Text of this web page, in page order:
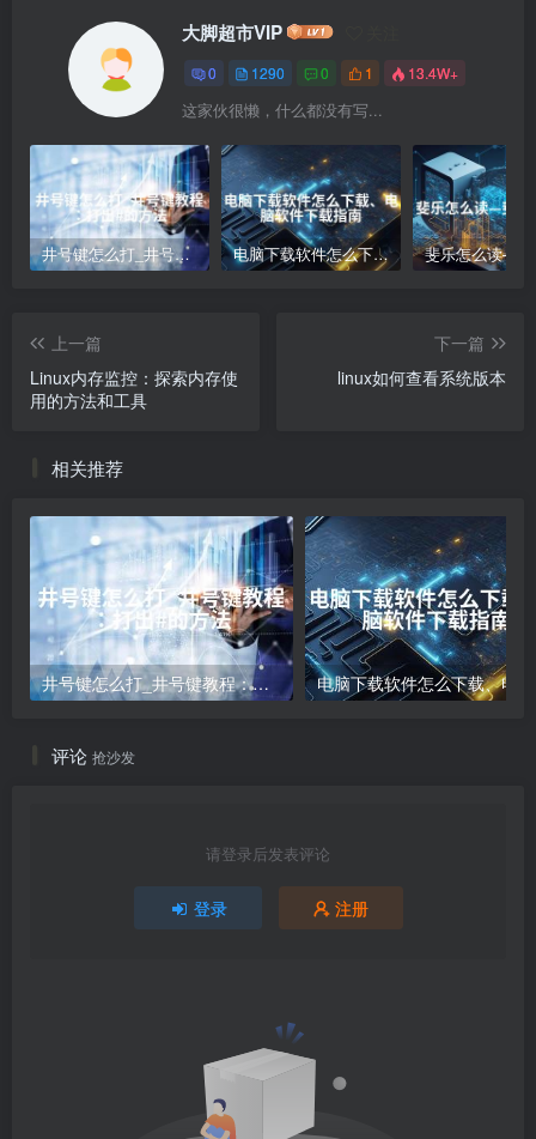
大脚超市VIP
0 1290 0 1 13.4W+
这家伙很懒，什么都没有写...
井号键怎么打_井号键教程：打出#的方法 电脑下载软件怎么下载、电脑软件下载指南
上一篇
Linux内存监控：探索内存使
用的方法和工具
下一篇
linux如何查看系统版本
相关推荐
井号键怎么打_井号键教程：打出#的方法
评论 抢沙发
请登录后发表评论
登录 注册